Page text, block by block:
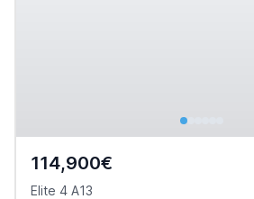
114,900€
Elite 4 A13